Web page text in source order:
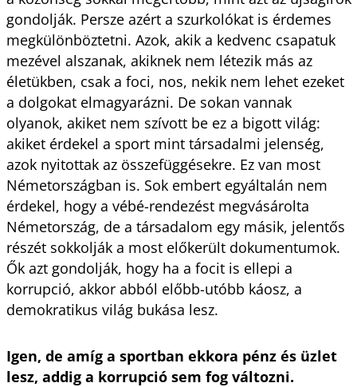
gondolják. Persze azért a szurkolókat is érdemes
megkülönböztetni. Azok, akik a kedvenc csapatuk
mezével alszanak, akiknek nem létezik más az
életükben, csak a foci, nos, nekik nem lehet ezeket
a dolgokat elmagyarázni. De sokan vannak
olyanok, akiket nem szívott be ez a bigott világ:
akiket érdekel a sport mint társadalmi jelenség,
azok nyitottak az összefüggésekre. Ez van most
Németországban is. Sok embert egyáltalán nem
érdekel, hogy a vébé-rendezést megvásárolta
Németország, de a társadalom egy másik, jelentős
részét sokkolják a most előkerült dokumentumok.
Ők azt gondolják, hogy ha a focit is ellepi a
korrupció, akkor abból előbb-utóbb káosz, a
demokratikus világ bukása lesz.
Igen, de amíg a sportban ekkora pénz és üzlet
lesz, addig a korrupció sem fog változni.